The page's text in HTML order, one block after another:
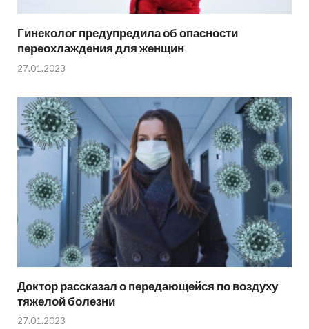
Гинеколог предупредила об опасности
переохлаждения для женщин
27.01.2023
Доктор рассказал о передающейся по воздуху
тяжелой болезни
27.01.2023